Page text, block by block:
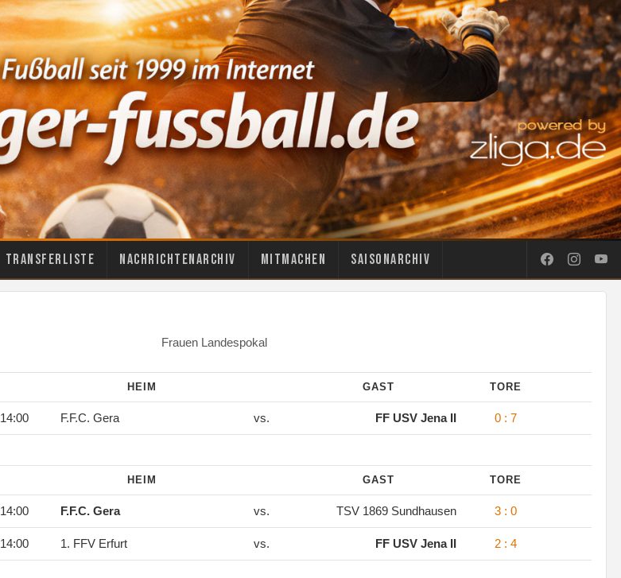
Transferliste Nachrichtenarchiv Mitmachen Saisonarchiv
Frauen Landespokal
HEIM GAST TORE
14:00 F.F.C. Gera vs. FF USV Jena II 0 : 7
HEIM GAST TORE
14:00 F.F.C. Gera vs. TSV 1869 Sundhausen 3 : 0
14:00 1. FFV Erfurt vs. FF USV Jena II 2 : 4